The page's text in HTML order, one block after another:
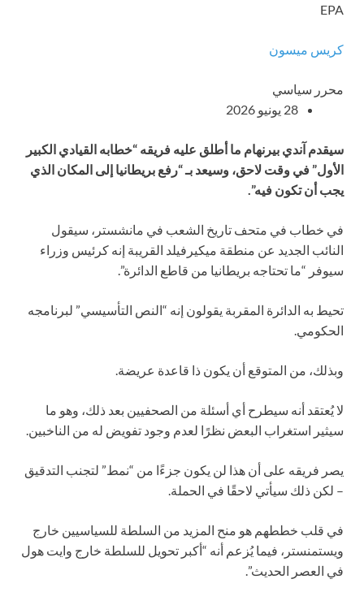
EPA
كريس ميسون
محرر سياسي
28 يونيو 2026
سيقدم آندي بيرنهام ما أطلق عليه فريقه “خطابه القيادي الكبير
الأول” في وقت لاحق، وسيعد بـ “رفع بريطانيا إلى المكان الذي
يجب أن تكون فيه”.
في خطاب في متحف تاريخ الشعب في مانشستر، سيقول
النائب الجديد عن منطقة ميكيرفيلد القريبة إنه كرئيس وزراء
سيوفر “ما تحتاجه بريطانيا من قاطع الدائرة”.
تحيط به الدائرة المقربة يقولون إنه “النص التأسيسي” لبرنامجه
الحكومي.
وبذلك، من المتوقع أن يكون ذا قاعدة عريضة.
لا يُعتقد أنه سيطرح أي أسئلة من الصحفيين بعد ذلك، وهو ما
سيثير استغراب البعض نظرًا لعدم وجود تفويض له من الناخبين.
يصر فريقه على أن هذا لن يكون جزءًا من “نمط” لتجنب التدقيق
– لكن ذلك سيأتي لاحقًا في الحملة.
في قلب خططهم هو منح المزيد من السلطة للسياسيين خارج
ويستمنستر، فيما يُزعم أنه “أكبر تحويل للسلطة خارج وايت هول
في العصر الحديث”.